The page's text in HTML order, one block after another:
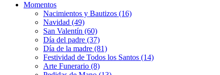
Momentos
Nacimientos y Bautizos (16)
Navidad (49)
San Valentín (60)
Día del padre (37)
Día de la madre (81)
Festividad de Todos los Santos (14)
Arte Funerario (8)